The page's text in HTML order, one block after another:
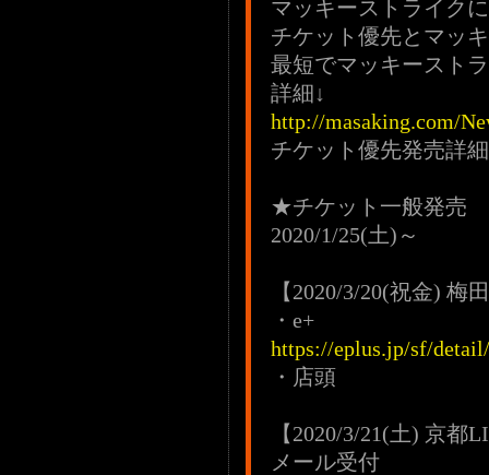
マッキーストライク
チケット優先とマッ
最短でマッキースト
詳細↓
http://masaking.com/
チケット優先発売詳
★チケット一般発売
2020/1/25(土)～
【2020/3/20(祝金) 梅
・e+
https://eplus.jp/sf/
・店頭
【2020/3/21(土) 京都
メール受付